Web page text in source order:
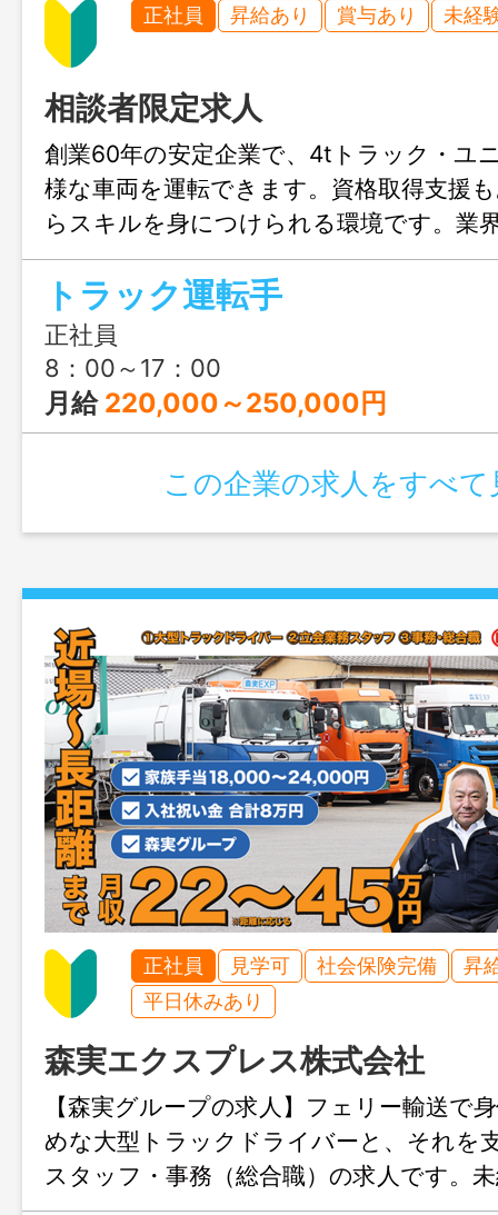
正社員 昇給あり 賞与あり 未経
相談者限定求人
創業60年の安定企業で、4tトラック・ユ
様な車両を運転できます。資格取得支援
らスキルを身につけられる環境です。業
休2日制で余暇も充実。
トラック運転手
正社員
8：00～17：00
月給 220,000～250,000円
この企業の求人をすべて
正社員 見学可 社会保険完備
昇
平日休みあり
森実エクスプレス株式会社
【森実グループの求人】フェリー輸送で
めな大型トラックドライバーと、それを
スタッフ・事務（総合職）の求人です。